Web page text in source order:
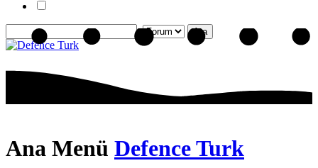
Ana Menü Defence Turk